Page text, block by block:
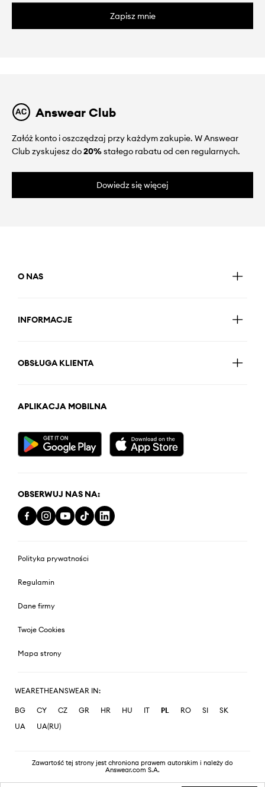
Zapisz mnie
Answear Club
Załóż konto i oszczędzaj przy każdym zakupie. W Answear
Club zyskujesz do20%stałego rabatu od cen regularnych.
Dowiedz się więcej
O NAS
INFORMACJE
OBSŁUGA KLIENTA
APLIKACJA MOBILNA
OBSERWUJ NAS NA:
Polityka prywatności
Regulamin
Dane firmy
Twoje Cookies
Mapa strony
WEARETHEANSWEAR IN:
BG CY CZ GR HR HU IT PL RO SI
SK
UA
UA(RU)
Zawartość tej strony jest chroniona prawem autorskim i należy do
Answear.com S.A.